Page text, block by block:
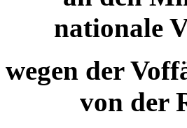
nationale
wegen der
von der